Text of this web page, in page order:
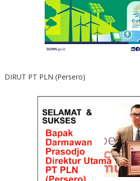
DIRUT PT PLN (Persero)